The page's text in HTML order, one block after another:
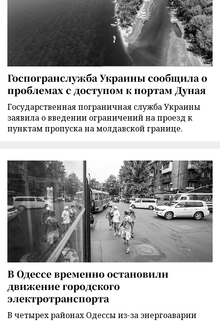
Госпогранслужба Украины сообщила о
проблемах с доступом к портам Дуная
Государственная пограничная служба Украины
заявила о введении ограничений на проезд к
пунктам пропуска на молдавской границе.
В Одессе временно остановили
движение городского
электротранспорта
В четырех районах Одессы из-за энергоаварии